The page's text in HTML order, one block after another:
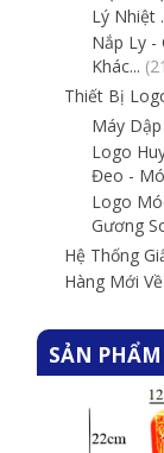
Lý Nhiệt
Nắp Ly -
Khác...
Thiết Bị
Máy
Logo
Đeo -
Logo
Gương
Hệ Thống
Hàng Mới Về
SẢN